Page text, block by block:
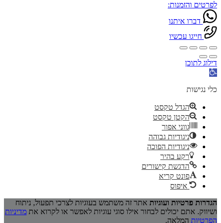
לפרטים והזמנות:
דברו איתנו
חייגו עכשיו
דילוג לתוכן
פתח
נגישות
כלי נגישות
הגדל טקסט
הקטן טקסט
גווני אפור
ניגודיות גבוהה
ניגודיות הפוכה
רקע בהיר
הדגשת קישורים
פונט קריא
איפוס
הגדרות פרטיות ועוגיות אתר זה משתמש בעוגיות לצרכי תפעול, ניתוח
ושיווק. אתם יכולים לבחור אילו סוגי עוגיות לאפשר או לקרוא את מדיניות
הפרטיות המלאה.